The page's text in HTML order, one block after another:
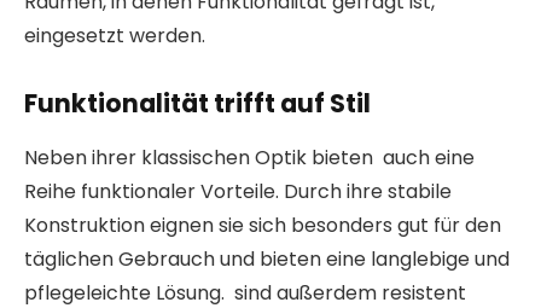
eingesetzt werden.
Funktionalität trifft auf Stil
Neben ihrer klassischen Optik bieten auch eine
Reihe funktionaler Vorteile. Durch ihre stabile
Konstruktion eignen sie sich besonders gut für den
täglichen Gebrauch und bieten eine langlebige und
pflegeleichte Lösung. sind außerdem resistent